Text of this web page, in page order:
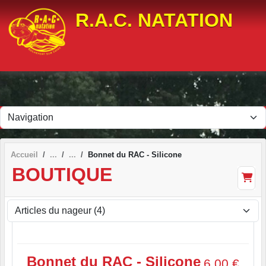
R.A.C. NATATION
Accueil Bonnet du RAC - Silicone
BOUTIQUE
Bonnet du RAC - Silicone
Panneau de gestion des cookies